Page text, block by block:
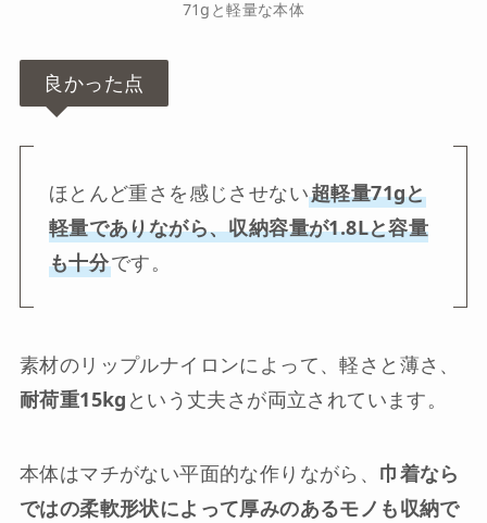
71gと軽量な本体
良かった点
ほとんど重さを感じさせない超軽量71gと
軽量でありながら、収納容量が1.8Lと容量
も十分です。
素材のリップルナイロンによって、軽さと薄さ、
耐荷重15kg という丈夫さが両立されています。
本体はマチがない平面的な作りながら、 巾着なら
ではの柔軟形状によって厚みのあるモノも収納で